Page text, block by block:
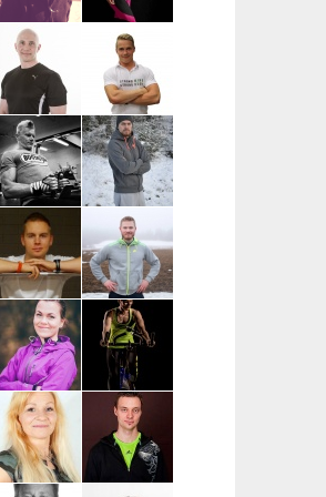
Eveliina
Christoforou |
Tampere
Marianne
Kankaisto |
Tampere
Mister Fitmaker |
Tampere ja
ympäristökunnat
Sami
Timonen |
Kuopio
Anssi Rönkä |
Kuopio,
Siilinjärvi
Nikke
Tuhkanen |
Mikkeli, Juva,
Savonlinna
Elias Reijonen |
Turku,
Pääkaupunkiseutu
Aku Borenius
| Tampereen
ja Turun alue
ja lähikunnat
Anna
Hämäläinen |
Turku, Raisio,
Kaarina
Marja
Pesonen |
Kouvola